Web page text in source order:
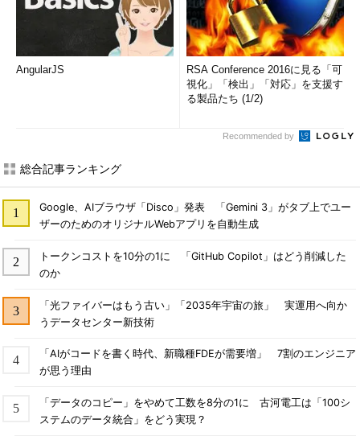
AngularJS
RSA Conference 2016に見る「可
視化」「検出」「対応」を支援す
る製品たち (1/2)
Recommended by
総合記事ランキング
Google、AIブラウザ「Disco」発表 「Gemini 3」がタブ上でユー
ザーのためのオリジナルWebアプリを自動生成
トークンコストを10分の1に 「GitHub Copilot」はどう削減した
のか
「光ファイバーはもう古い」「2035年宇宙の旅」 実運用へ向か
うデータセンター新技術
「AIがコードを書く時代、新職種FDEが需要増」 7割のエンジニア
が思う理由
「データのコピー」をやめて工数を8分の1に 古河電工は「100シ
ステムのデータ統合」をどう実現？